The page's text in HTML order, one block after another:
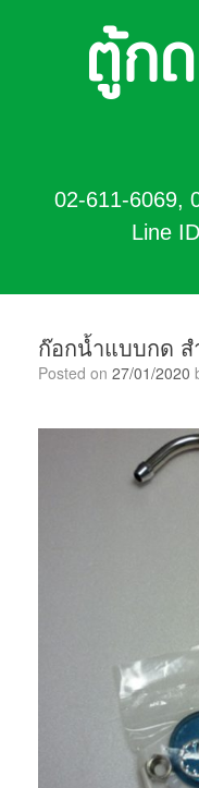
02-611-6069,
Line
ก๊อกน้ำแบบกด ส
Posted on 27/01/2020